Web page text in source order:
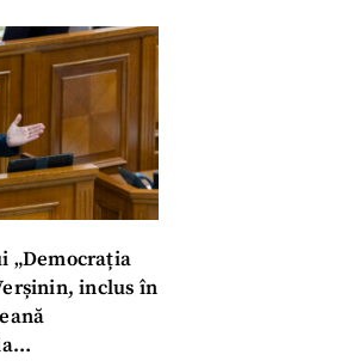
„Democrația
inclus în